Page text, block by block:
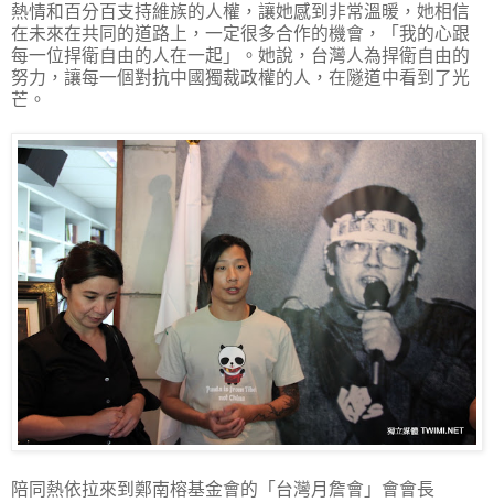
熱情和百分百支持維族的人權，讓她感到非常溫暖，她相信
在未來在共同的道路上，一定很多合作的機會，「我的心跟
每一位捍衛自由的人在一起」。她說，台灣人為捍衛自由的
努力，讓每一個對抗中國獨裁政權的人，在隧道中看到了光
芒。
陪同熱依拉來到鄭南榕基金會的「台灣月詹會」會會長